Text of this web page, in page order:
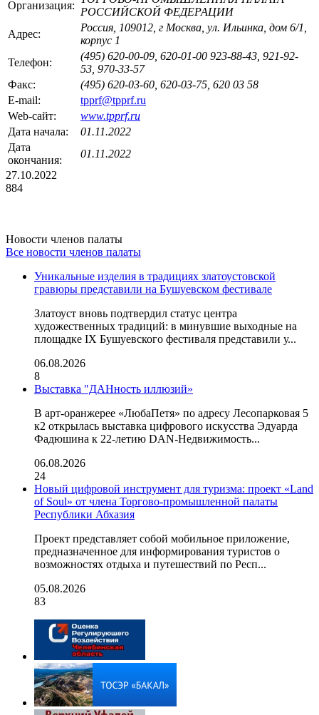
Организация:
РОССИЙСКОЙ ФЕДЕРАЦИИ
Адрес:
Россия, 109012, г Москва, ул. Ильинка, дом 6/1,
корпус 1
Телефон:
(495) 620-00-09, 620-01-00 923-88-43, 921-92-
53, 970-33-57
Факс:
(495) 620-03-60, 620-03-75, 620 03 58
E-mail:
tpprf@tpprf.ru
Web-сайт:
www.tpprf.ru
Дата начала:
01.11.2022
Дата
окончания:
01.11.2022
27.10.2022
884
Новости членов палаты
Все новости членов палаты
Уникальные изделия в традициях златоустовской
гравюры представили на Бушуевском фестивале
Златоуст вновь подтвердил статус центра
художественных традиций: в минувшие выходные на
площадке IX Бушуевского фестиваля представили у...
06.08.2026
8
Выставка "ДАНность иллюзий»
В арт-оранжерее «ЛюбаПетя» по адресу Лесопарковая 5
к2 открылась выставка цифрового искусства Эдуарда
Фадюшина к 22-летию DAN-Недвижимость...
06.08.2026
24
Новый цифровой инструмент для туризма: проект «Land
of Soul» от члена Торгово-промышленной палаты
Республики Абхазия
Проект представляет собой мобильное приложение,
предназначенное для информирования туристов о
возможностях отдыха и путешествий по Респ...
05.08.2026
83